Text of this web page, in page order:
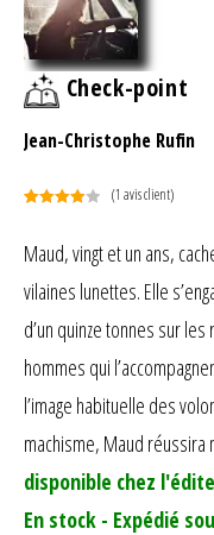
Check-point
Jean-Christophe Rufin
basé
sur
client
(1 avis client)
Maud, vingt et un ans,
vilaines lunettes. Elle
d’un quinze tonnes sur
hommes qui
l’image habituelle des
machisme, Maud réussira
disponible chez
En stock - Expédié